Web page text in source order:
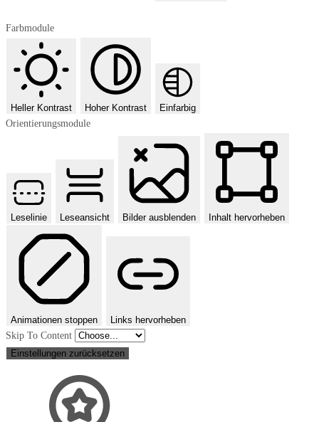
Farbmodule
Heller Kontrast Hoher Kontrast
Einfarbig
Orientierungsmodule
Leselinie Leseansicht Bilder ausblenden Inhalt hervorheben
Animationen stoppen
Links hervorheben
Skip To Content
Einstellungen zurücksetzen